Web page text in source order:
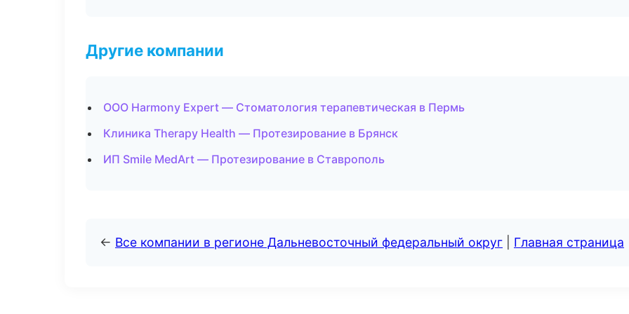
Другие компании
ООО Harmony Expert — Стоматология терапевтическая в Пермь
Клиника Therapy Health — Протезирование в Брянск
ИП Smile MedArt — Протезирование в Ставрополь
← Все компании в регионе Дальневосточный федеральный округ Главная страница